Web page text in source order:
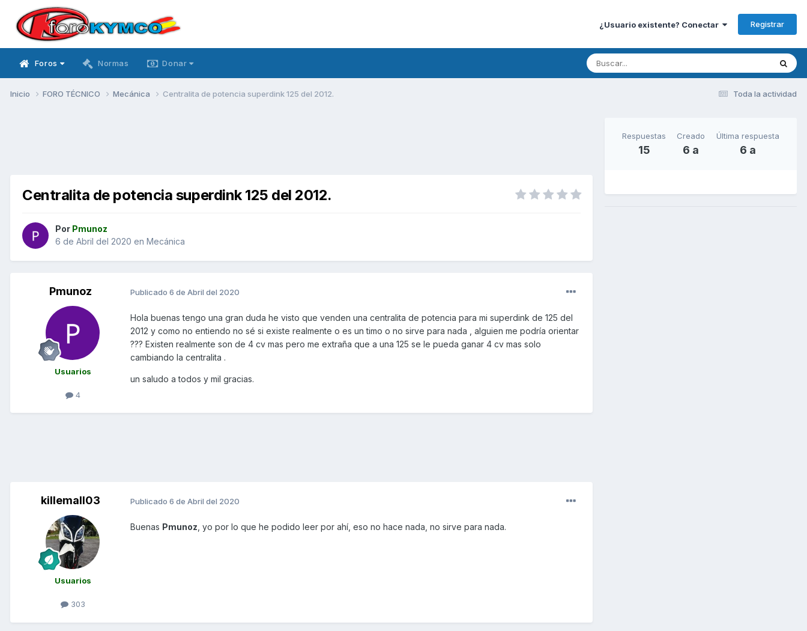
¿Usuario existente? Conectar Registrar
Foros Normas Donar
Toda la actividad
Inicio FORO TÉCNICO Mecánica Centralita de potencia superdink 125 del 2012.
Centralita de potencia superdink 125 del 2012.
Por Pmunoz
6 de Abril del 2020 en Mecánica
Pmunoz
Usuarios
4
Publicado 6 de Abril del 2020
Hola buenas tengo una gran duda he visto que venden una centralita de potencia para mi superdink de 125 del
2012 y como no entiendo no sé si existe realmente o es un timo o no sirve para nada , alguien me podría orientar
??? Existen realmente son de 4 cv mas pero me extraña que a una 125 se le pueda ganar 4 cv mas solo
cambiando la centralita .
un saludo a todos y mil gracias.
killemall03
Usuarios
303
Publicado 6 de Abril del 2020
Buenas Pmunoz , yo por lo que he podido leer por ahí, eso no hace nada, no sirve para nada.
Respuestas
15
Creado
6 a
Última respuesta
6 a